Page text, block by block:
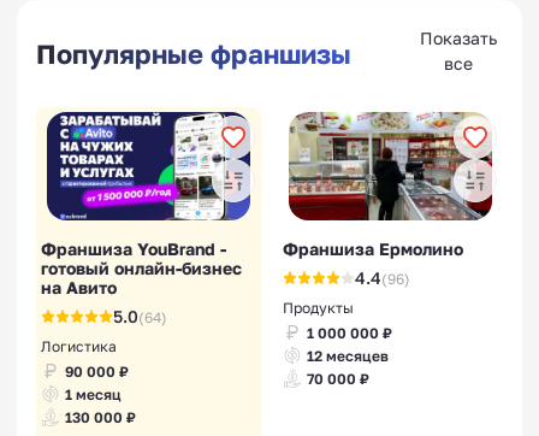
Популярные франшизы
Показать
все
Франшиза YouBrand -
готовый онлайн-бизнес
на Авито
5.0(64)
Логистика
90 000 ₽
1 месяц
130 000 ₽
Франшиза Ермолино
4.4(96)
Продукты
1 000 000 ₽
12 месяцев
70 000 ₽